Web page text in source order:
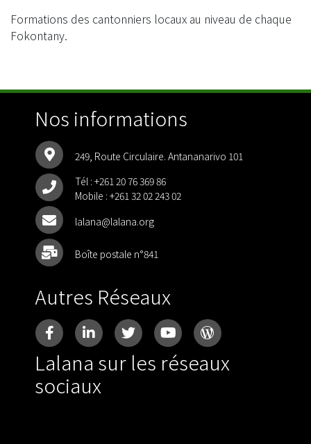
Formations des cantonniers locaux au niveau de chaque
Fokontany.
Nos informations
249, Route Circulaire. Antananarivo 101
Tél : +261 20 76 369 86
Mobile : +261 32 02 243 02
lalana@lalana.org
Boîte postale n°841
Autres Réseaux
Lalana sur les réseaux
sociaux